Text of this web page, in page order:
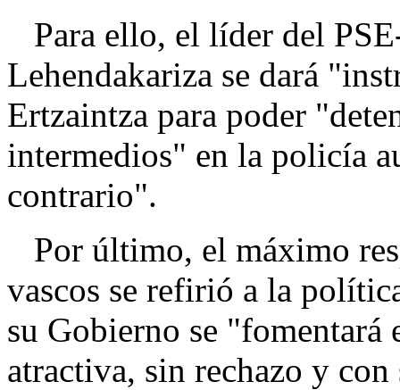
Para ello, el líder del
Lehendakariza se dará
Ertzaintza para poder
intermedios" en la policía
contrario".
Por último, el máximo
vascos se refirió a la
su Gobierno se "fomentará
atractiva, sin rechazo y